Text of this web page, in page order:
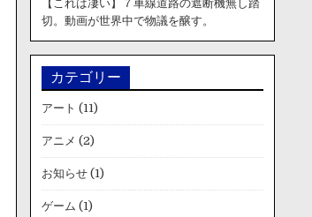
【これは凄い】７車線道路の遮断機無し踏
切。動画が世界中で物議を醸す。
カテゴリー
アート (11)
アニメ (2)
お知らせ(1)
ゲーム (1)